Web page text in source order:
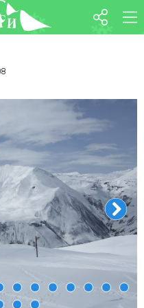
ТРАНСФЕР
INFO